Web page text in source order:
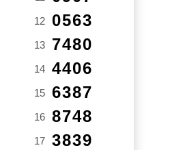
12 0563
13 7480
14 4406
15 6387
16 8748
17 3839